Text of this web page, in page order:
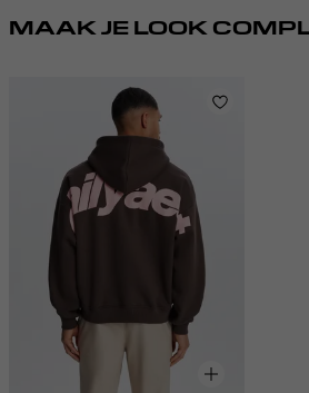
MAAK JE LOOK